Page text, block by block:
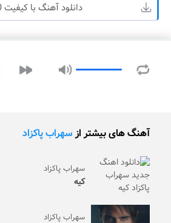
دانلود آهنگ با کیفیت 320
آهنگ های بیشتر ازسهراب پاکزاد
سهراب پاکزاد
کیه
سهراب پاکزاد